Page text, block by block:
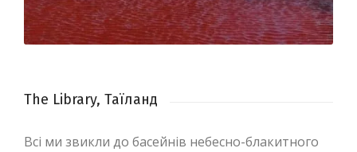
The Library, Таїланд
Всі ми звикли до басейнів небесно-блакитного